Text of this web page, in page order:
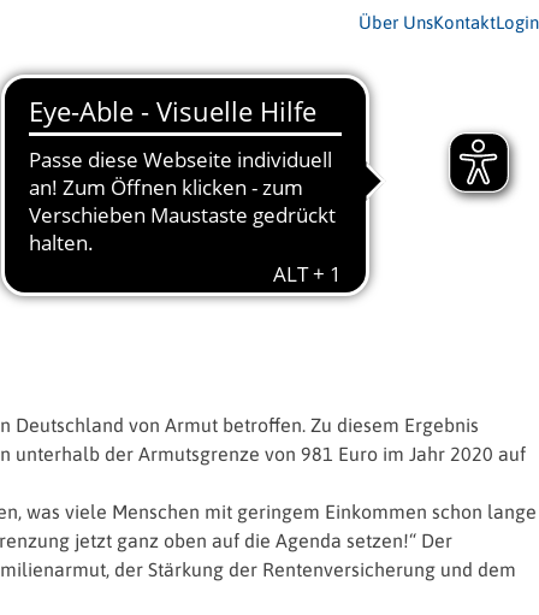
Über UnsKontaktLogin
Deutschland von Armut betroffen. Zu diesem Ergebnis
der Armutsgrenze von 981 Euro im Jahr 2020 auf
was viele Menschen mit geringem Einkommen schon lange
jetzt ganz oben auf die Agenda setzen!“ Der
der Stärkung der Rentenversicherung und dem